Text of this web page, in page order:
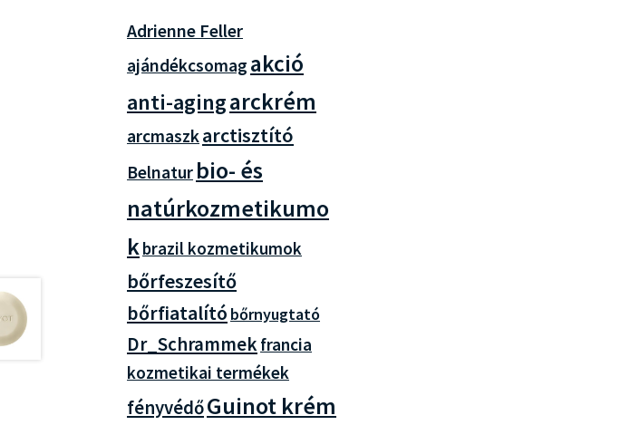
Adrienne Feller
ajándékcsomag akció
anti-agingarckrém
arcmaszkarctisztító
Belnatur bio- és
natúrkozmetikumo
kbrazil kozmetikumok
bőrfeszesítő
bőrfiatalító bőrnyugtató
Dr_Schrammekfrancia
kozmetikai termékek
fényvédőGuinot krém